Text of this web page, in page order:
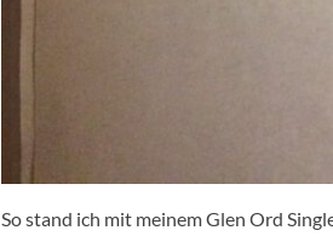
So stand ich mit meinem Glen Ord